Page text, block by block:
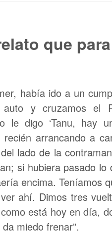
que
había ido a un
y cruzamos el
le digo ‘Tanu, hay
recién arrancando a
lado de la
si hubiera pasado
encima. Teníamos
ahí. Dimos tres
está hoy en día,
miedo frenar”.